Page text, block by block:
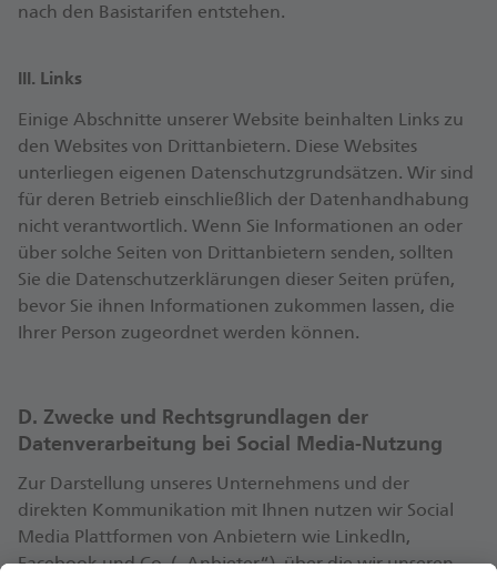
nach den Basistarifen entstehen.
III. Links
Einige Abschnitte unserer Website beinhalten Links zu
den Websites von Drittanbietern. Diese Websites
unterliegen eigenen Datenschutzgrundsätzen. Wir sind
für deren Betrieb einschließlich der Datenhandhabung
nicht verantwortlich. Wenn Sie Informationen an oder
über solche Seiten von Drittanbietern senden, sollten
Sie die Datenschutzerklärungen dieser Seiten prüfen,
bevor Sie ihnen Informationen zukommen lassen, die
Ihrer Person zugeordnet werden können.
D. Zwecke und Rechtsgrundlagen der
Datenverarbeitung bei Social Media-Nutzung
Zur Darstellung unseres Unternehmens und der
direkten Kommunikation mit Ihnen nutzen wir Social
Media Plattformen von Anbietern wie LinkedIn,
Facebook und Co. („Anbieter“), über die wir unseren